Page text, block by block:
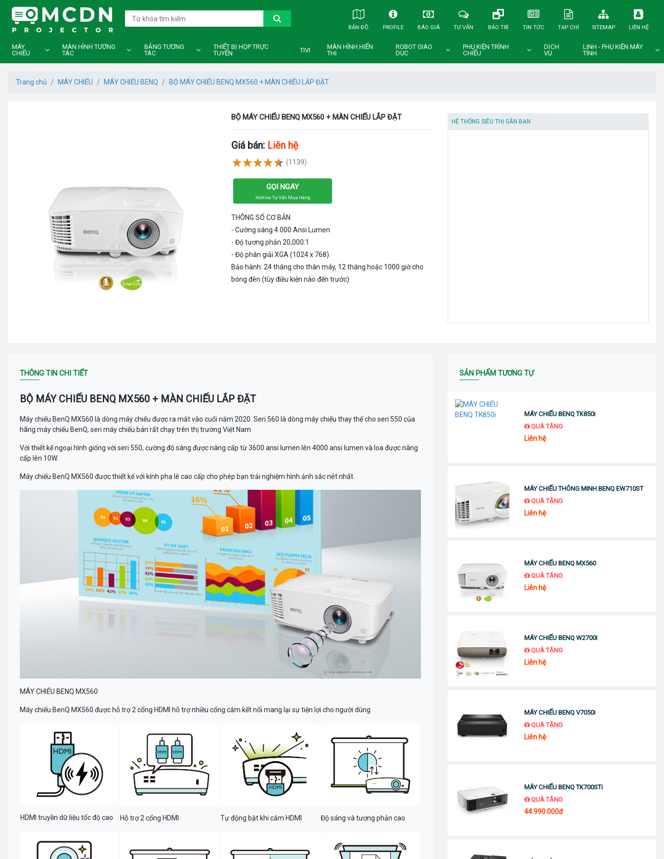
BẢN ĐỒ PROFILE BÁO GIÁ TƯ VẤN BẢO TRÌ TIN TỨC TẠP CHÍ SITEMAP LIÊN HỆ
MÁY
CHIẾU
MÀN HÌNH TƯƠNG
TÁC
BẢNG TƯƠNG
TÁC
THIẾT BỊ HỌP TRỰC
TUYẾN
TIVI
MÀN HÌNH HIỂN
THỊ
ROBOT GIÁO
DỤC
PHỤ KIỆN TRÌNH
CHIẾU
DỊCH
VỤ
LINH - PHỤ KIỆN MÁY
TÍNH
Trang chủ MÁY CHIẾU MÁY CHIẾU BENQ BỘ MÁY CHIẾU BENQ MX560 + MÀN CHIẾU LẮP ĐẶT
BỘ MÁY CHIẾU BENQ MX560 + MÀN CHIẾU LẮP ĐẶT
Giá bán: Liên hệ
(1139)
GỌI NGAY
Hotline Tư Vấn Mua Hàng
THÔNG SỐ CƠ BẢN
- Cường sáng 4.000 Ansi Lumen
- Độ tương phản 20,000:1
- Độ phân giải XGA (1024 x 768)
Bảo hành: 24 tháng cho thân máy, 12 tháng hoặc 1000 giờ cho
bóng đèn (tùy điều kiện nào đến trước)
HỆ THỐNG SIÊU THỊ GẦN BẠN
THÔNG TIN CHI TIẾT
BỘ MÁY CHIẾU BENQ MX560 + MÀN CHIẾU LẮP ĐẶT
Máy chiếu BenQ MX560 là dòng máy chiếu được ra mắt vào cuối năm 2020. Seri 560 là dòng máy chiếu thay thế cho seri 550 của
hãng máy chiếu BenQ, seri máy chiếu bán rất chạy trên thị trường Việt Nam
Với thiết kế ngoại hình giống với seri 550, cường độ sáng được nâng cấp từ 3600 ansi lumen lên 4000 ansi lumen và loa được nâng
cấp lên 10W.
Máy chiếu BenQ MX560 được thiết kế với kính pha lê cao cấp cho phép bạn trải nghiệm hình ảnh sắc nét nhất.
MÁY CHIẾU BENQ MX560
Máy chiếu BenQ MX560 được hỗ trợ 2 cổng HDMI hỗ trợ nhiều cổng cắm kết nối mang lại sự tiện lợi cho người dùng
HDMI truyền dữ liệu tốc độ cao Hỗ trợ 2 cổng HDMI Tự động bật khi cắm HDMI Độ sáng và tương phản cao
SẢN PHẨM TƯƠNG TỰ
MÁY CHIẾU BENQ TK850i
QUÀ TẶNG
Liên hệ
MÁY CHIẾU THÔNG MINH BENQ EW710ST
QUÀ TẶNG
Liên hệ
MÁY CHIẾU BENQ MX560
QUÀ TẶNG
Liên hệ
MÁY CHIẾU BENQ W2700I
QUÀ TẶNG
Liên hệ
MÁY CHIẾU BENQ V7050i
QUÀ TẶNG
Liên hệ
MÁY CHIẾU BENQ TK700STi
QUÀ TẶNG
44.990.000đ